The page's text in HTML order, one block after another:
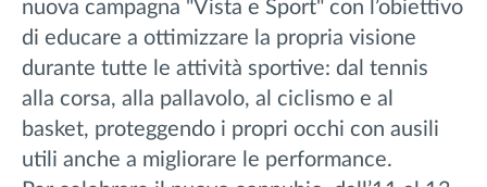
nuova campagna "Vista e Sport" con l’obiettivo
di educare a ottimizzare la propria visione
durante tutte le attività sportive: dal tennis
alla corsa, alla pallavolo, al ciclismo e al
basket, proteggendo i propri occhi con ausili
utili anche a migliorare le performance.